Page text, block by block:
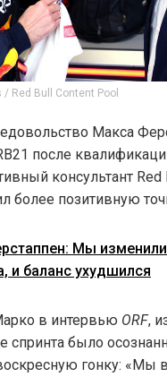
Red Bull Content Pool
Макса
после
консультант
более позитивную
Мы изменили
и баланс ухудшился
в интервью ORF,
спринта было
гонку: «Мы